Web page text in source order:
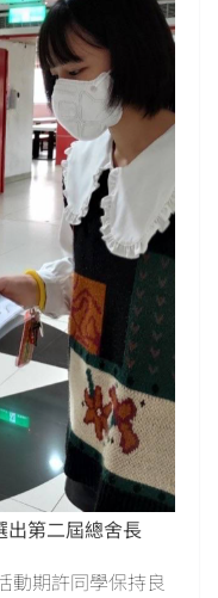
第二屆總舍長
動期許同學保持良